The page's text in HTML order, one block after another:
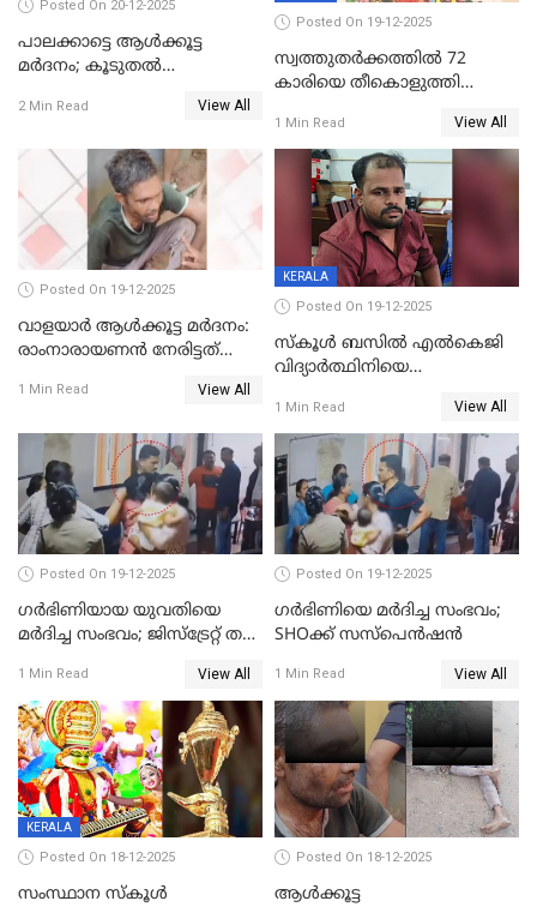
Posted On 20-12-2025
പാലക്കാട്ടെ ആള്‍ക്കൂട്ട
മര്‍ദനം; കൂടുതല്‍
അംഗ സംഘമെന്ന് വിവരം
2 Min Read View All
Posted On 19-12-2025
സ്വത്തുതര്‍ക്കത്തില്‍ 72
കാരിയെ തീകൊളുത്തി
ക്രൂരകൊലപാതകത്തില്‍
സഹോദരിപുത്രന് ജീവപര്യന്തം
1 Min Read View All
Posted On 19-12-2025
വാളയാർ ആൾക്കൂട്ട മർദനം:
രാംനാരായണൻ നേരിട്ടത്
നാൽപ്പതിലേറെ
റിപ്പോർട്ട്
1 Min Read View All
KERALA
Posted On 19-12-2025
സ്കൂൾ ബസിൽ എൽകെജി
വിദ്യാര്‍ത്ഥിനിയെ
ക്ലീനര്‍ പിടിയിൽ
1 Min Read View All
Posted On 19-12-2025
ഗര്‍ഭിണിയായ യുവതിയെ
മര്‍ദിച്ച സംഭവം; ജിസ്‌ട്രേറ്റ് തല
യുവതി
1 Min Read View All
Posted On 19-12-2025
ഗര്‍ഭിണിയെ മർദിച്ച സംഭവം;
SHOക്ക് സസ്പെൻഷൻ
1 Min Read View All
KERALA
Posted On 18-12-2025
സംസ്ഥാന സ്കൂൾ
Posted On 18-12-2025
ആൾക്കൂട്ട